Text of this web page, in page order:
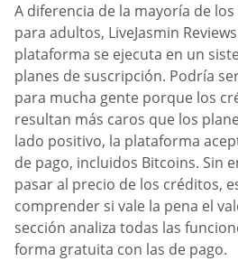
A diferencia de la mayoría de
para adultos, LiveJasmin
plataforma se ejecuta en un
planes de suscripción. Podría
para mucha gente porque los
resultan más caros que los
lado positivo, la plataforma
de pago, incluidos Bitcoins. Sin
pasar al precio de los créditos,
comprender si vale la pena el
sección analiza todas las
forma gratuita con las de pago.